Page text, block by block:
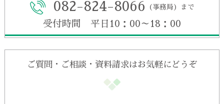
082-824-8066 （事務局）まで
受付時間 平日10：00～18：00
ご質問・ご相談・資料請求はお気軽にどうぞ